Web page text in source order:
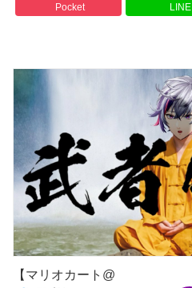
Pocket LINE
【マリオカート@